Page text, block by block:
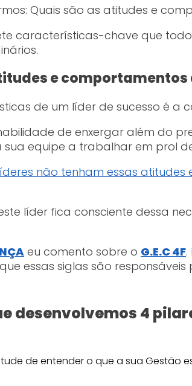
Quais são as atitudes e
características-chave que
e
de um líder de sucesso é
de enxergar além do
equipe a trabalhar em prol
não tenham essas
líder fica consciente dessa
eu comento sobre o G.E.C 4F
essas siglas são
desenvolvemos 4
de entender o que a sua Gestão